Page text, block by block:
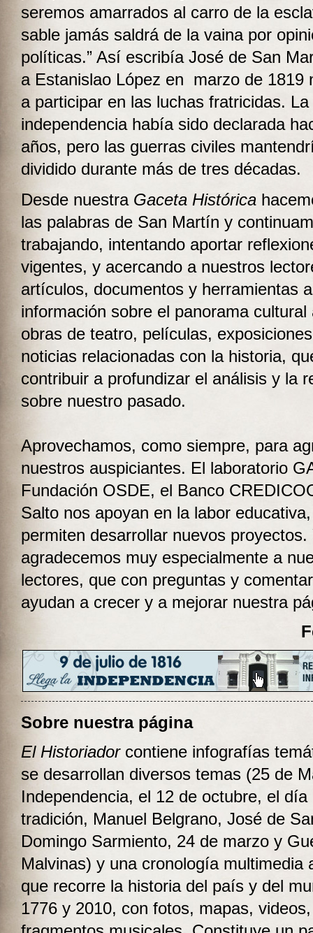
seremos amarrados al carro de la
sable jamás saldrá de la vaina por
políticas.” Así escribía José de San
a Estanislao López en marzo de 1819
a participar en las luchas fratricidas. La
independencia había sido declarada
años, pero las guerras civiles
dividido durante más de tres décadas.
Desde nuestra Gaceta Histórica
las palabras de San Martín y
trabajando, intentando aportar
vigentes, y acercando a nuestros
artículos, documentos y herramientas
información sobre el panorama cultural
obras de teatro, películas,
noticias relacionadas con la historia,
contribuir a profundizar el análisis y la
sobre nuestro pasado.
Aprovechamos, como siempre, para
nuestros auspiciantes. El laboratorio
Fundación OSDE, el Banco
Salto nos apoyan en la labor
permiten desarrollar nuevos proyectos.
agradecemos muy especialmente a
lectores, que con preguntas y
ayudan a crecer y a mejorar nuestra
Sobre nuestra página
El Historiadorcontiene infografías
se desarrollan diversos temas (25 de
Independencia, el 12 de octubre, el día
tradición, Manuel Belgrano, José de
Domingo Sarmiento, 24 de marzo y
Malvinas) y una cronología multimedia
que recorre la historia del país y del
1776 y 2010, con fotos, mapas,